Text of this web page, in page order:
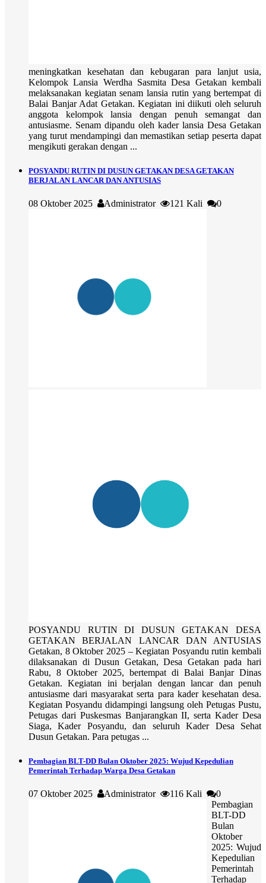
meningkatkan kesehatan dan kebugaran para lanjut usia,
Kelompok Lansia Werdha Sasmita Desa Getakan kembali
melaksanakan kegiatan senam lansia rutin yang bertempat di
Balai Banjar Adat Getakan. Kegiatan ini diikuti oleh seluruh
anggota kelompok lansia dengan penuh semangat dan
antusiasme. Senam dipandu oleh kader lansia Desa Getakan
yang turut mendampingi dan memastikan setiap peserta dapat
mengikuti gerakan dengan ...
POSYANDU RUTIN DI DUSUN GETAKAN DESA GETAKAN
BERJALAN LANCAR DAN ANTUSIAS
08 Oktober 2025 Administrator 121 Kali 0
POSYANDU RUTIN DI DUSUN GETAKAN DESA
GETAKAN BERJALAN LANCAR DAN ANTUSIAS
Getakan, 8 Oktober 2025 – Kegiatan Posyandu rutin kembali
dilaksanakan di Dusun Getakan, Desa Getakan pada hari
Rabu, 8 Oktober 2025, bertempat di Balai Banjar Dinas
Getakan. Kegiatan ini berjalan dengan lancar dan penuh
antusiasme dari masyarakat serta para kader kesehatan desa.
Kegiatan Posyandu didampingi langsung oleh Petugas Pustu,
Petugas dari Puskesmas Banjarangkan II, serta Kader Desa
Siaga, Kader Posyandu, dan seluruh Kader Desa Sehat
Dusun Getakan. Para petugas ...
Pembagian BLT-DD Bulan Oktober 2025: Wujud Kepedulian
Pemerintah Terhadap Warga Desa Getakan
07 Oktober 2025 Administrator 116 Kali
0
Pembagian
BLT-DD
Bulan
Oktober
2025: Wujud
Kepedulian
Pemerintah
Terhadap